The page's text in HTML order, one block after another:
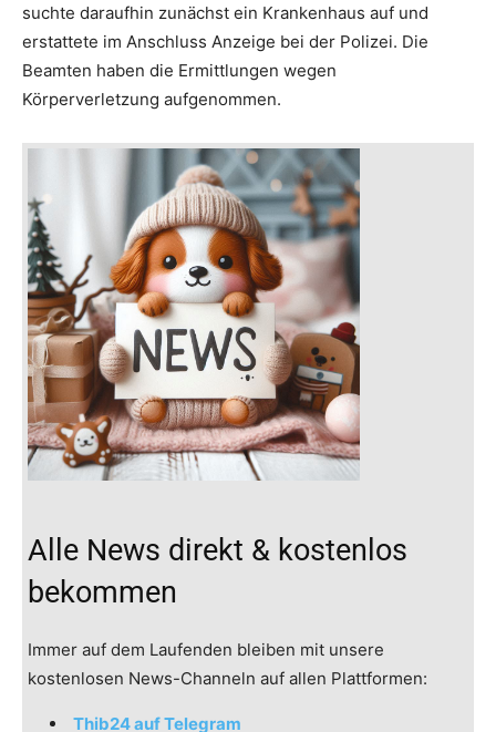
suchte daraufhin zunächst ein Krankenhaus auf und
erstattete im Anschluss Anzeige bei der Polizei. Die
Beamten haben die Ermittlungen wegen
Körperverletzung aufgenommen.
Alle News direkt & kostenlos
bekommen
Immer auf dem Laufenden bleiben mit unsere
kostenlosen News-Channeln auf allen Plattformen:
Thib24 auf Telegram